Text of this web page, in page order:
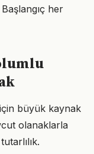
her
büyük kaynak
olanaklarla